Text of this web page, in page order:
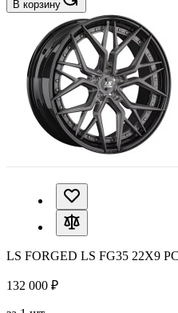
В корзину
LS FORGED LS FG35 22X9
132 000 ₽